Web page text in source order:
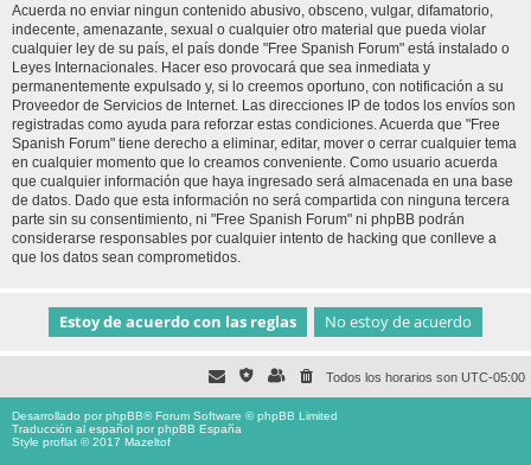
Acuerda no enviar ningun contenido abusivo, obsceno, vulgar, difamatorio,
indecente, amenazante, sexual o cualquier otro material que pueda violar
cualquier ley de su país, el país donde "Free Spanish Forum" está instalado o
Leyes Internacionales. Hacer eso provocará que sea inmediata y
permanentemente expulsado y, si lo creemos oportuno, con notificación a su
Proveedor de Servicios de Internet. Las direcciones IP de todos los envíos son
registradas como ayuda para reforzar estas condiciones. Acuerda que "Free
Spanish Forum" tiene derecho a eliminar, editar, mover o cerrar cualquier tema
en cualquier momento que lo creamos conveniente. Como usuario acuerda
que cualquier información que haya ingresado será almacenada en una base
de datos. Dado que esta información no será compartida con ninguna tercera
parte sin su consentimiento, ni "Free Spanish Forum" ni phpBB podrán
considerarse responsables por cualquier intento de hacking que conlleve a
que los datos sean comprometidos.
Todos los horarios son UTC-05:00
Desarrollado porphpBB® Forum Software © phpBB Limited
Traducción al español porphpBB España
Style proflat © 2017 Mazeltof